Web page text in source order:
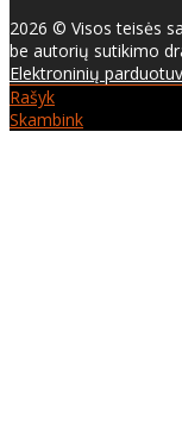
2026 © Visos teisės
be autorių sutikimo
Elektroninių
Rašyk
Skambink